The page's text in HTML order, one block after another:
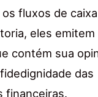
fluxos de
eles
contém sua
das
financeiras.